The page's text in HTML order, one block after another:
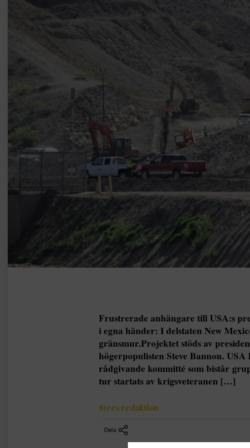
Frustrerade anhängare till USA:s
i egna händer: I delstaten New
gränsmur.Projektet stöds av
högerpopulisten Steve Bannon.
rådgivande kommitté som bistår
tur startats av krigsveteranen […]
Syres redaktion
Dela